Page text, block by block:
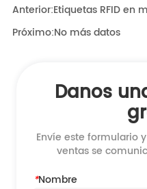
Anterior:Etiquetas RFID en
Próximo:No más datos
Danos
Envíe este formulario
ventas se
*Nombre